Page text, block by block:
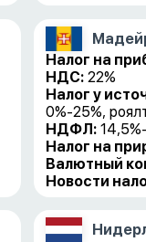
Налог на
НДС: 22%
Налог у
0%-25%,
НДФЛ:
Налог на
Валютный
Новости